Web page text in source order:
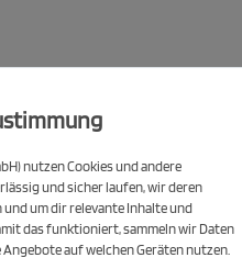
nutzen Cookies und andere
und sicher laufen, wir deren
um dir relevante Inhalte und
das funktioniert, sammeln wir Daten
auf welchen Geräten nutzen.